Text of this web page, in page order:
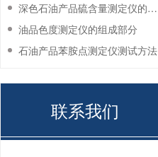
深色石油产品硫含量测定仪的工作环境要求
油品色度测定仪的组成部分
石油产品苯胺点测定仪测试方法
联系我们